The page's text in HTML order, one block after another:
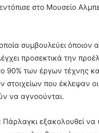
στο Μουσείο
συμβουλεύει όποιον
προσεκτικά την
90% των έργων τέχνης
στοιχείων που έκλεψαν
να αγνοούνται.
Πάρλαγκι εξακολουθεί να